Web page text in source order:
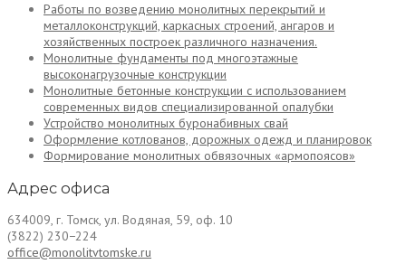
Работы по возведению монолитных перекрытий и
металлоконструкций, каркасных строений, ангаров и
хозяйственных построек различного назначения.
Монолитные фундаменты под многоэтажные
высоконагрузочные конструкции
Монолитные бетонные конструкции с использованием
современных видов специализированной опалубки
Устройство монолитных буронабивных свай
Оформление котлованов, дорожных одежд и планировок
Формирование монолитных обвязочных «армопоясов»
Адрес офиса
634009, г. Томск, ул. Водяная, 59, оф. 10
(3822) 230−224
office@monolitvtomske.ru